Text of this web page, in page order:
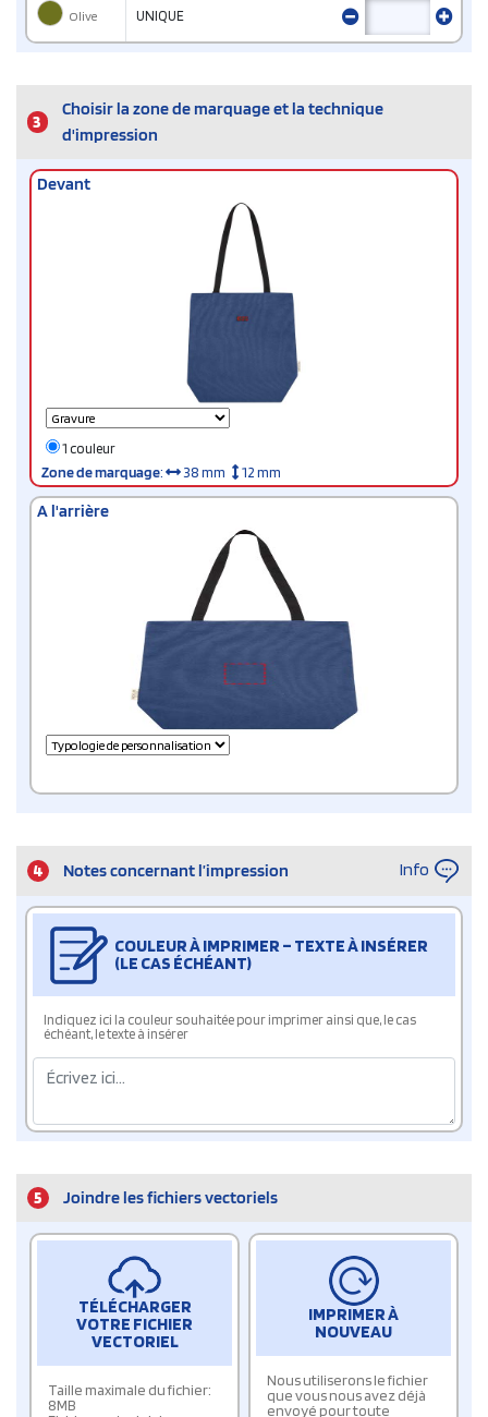
Olive UNIQUE
3
Choisir la zone de marquage et la technique
d'impression
Devant
1 couleur
Zone de marquage: 38 mm 12 mm
A l'arrière
4 Notes concernant l’impression Info
COULEUR À IMPRIMER – TEXTE À INSÉRER
(LE CAS ÉCHÉANT)
Indiquez ici la couleur souhaitée pour imprimer ainsi que, le cas
échéant, le texte à insérer
5 Joindre les fichiers vectoriels
TÉLÉCHARGER
VOTRE FICHIER
VECTORIEL
Taille maximale du fichier:
8MB
IMPRIMER À
NOUVEAU
Nous utiliserons le fichier
que vous nous avez déjà
envoyé pour toute